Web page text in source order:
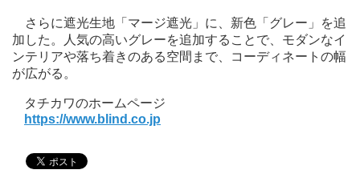
さらに遮光生地「マージ遮光」に、新色「グレー」を追
加した。人気の高いグレーを追加することで、モダンなイ
ンテリアや落ち着きのある空間まで、コーディネートの幅
が広がる。
タチカワのホームページ
https://www.blind.co.jp